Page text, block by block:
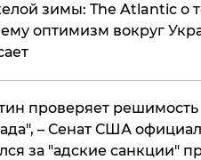
зимы: The Atlantic о
оптимизм вокруг
проверяет решимость
– Сенат США
за "адские санкции"